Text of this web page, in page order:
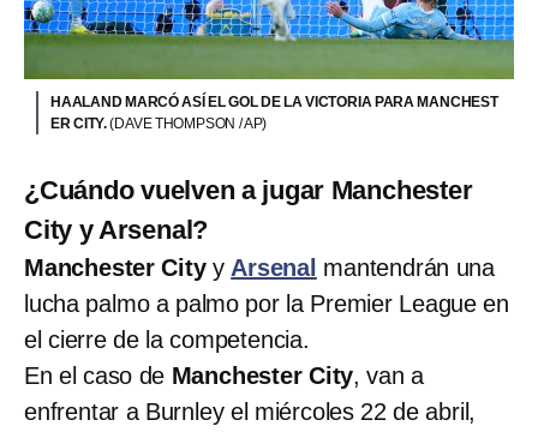
HAALAND MARCÓ ASÍ EL GOL DE LA VICTORIA PARA MANCHEST
ER CITY.(DAVE THOMPSON / AP)
¿Cuándo vuelven a jugar Manchester
City y Arsenal?
Manchester Cityy Arsenal mantendrán una
lucha palmo a palmo por la Premier League en
el cierre de la competencia.
En el caso de Manchester City, van a
enfrentar a Burnley el miércoles 22 de abril,